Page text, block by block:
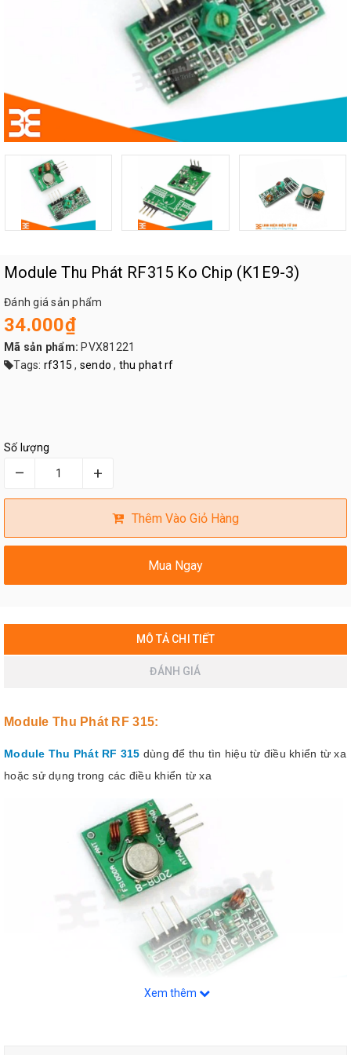
Module Thu Phát RF315 Ko Chip (K1E9-3)
Đánh giá sản phẩm
34.000₫
Mã sản phẩm: PVX81221
Tags: rf315 , sendo , thu phat rf
Số lượng
– +
Thêm Vào Giỏ Hàng
Mua Ngay
MÔ TẢ CHI TIẾT
ĐÁNH GIÁ
Module Thu Phát RF 315:
Module Thu Phát RF 315 dùng để thu tìn hiệu từ điều khiển từ xa
hoặc sử dụng trong các điều khiển từ xa
Xem thêm